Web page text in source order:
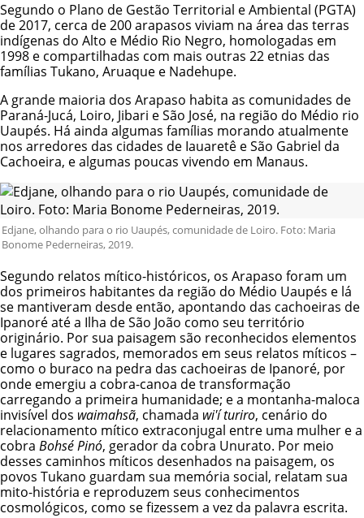
Segundo o Plano de Gestão Territorial e Ambiental (PGTA)
de 2017, cerca de 200 arapasos viviam na área das terras
indígenas do Alto e Médio Rio Negro, homologadas em
1998 e compartilhadas com mais outras 22 etnias das
famílias Tukano, Aruaque e Nadehupe.
A grande maioria dos Arapaso habita as comunidades de
Paraná-Jucá, Loiro, Jibari e São José, na região do Médio rio
Uaupés. Há ainda algumas famílias morando atualmente
nos arredores das cidades de Iauaretê e São Gabriel da
Cachoeira, e algumas poucas vivendo em Manaus.
Edjane, olhando para o rio Uaupés, comunidade de Loiro. Foto: Maria
Bonome Pederneiras, 2019.
Segundo relatos mítico-históricos, os Arapaso foram um
dos primeiros habitantes da região do Médio Uaupés e lá
se mantiveram desde então, apontando das cachoeiras de
Ipanoré até a Ilha de São João como seu território
originário. Por sua paisagem são reconhecidos elementos
e lugares sagrados, memorados em seus relatos míticos –
como o buraco na pedra das cachoeiras de Ipanoré, por
onde emergiu a cobra-canoa de transformação
carregando a primeira humanidade; e a montanha-maloca
invisível dos waimahsã, chamada wi'í turiro, cenário do
relacionamento mítico extraconjugal entre uma mulher e a
cobra Bohsé Pinó, gerador da cobra Unurato. Por meio
desses caminhos míticos desenhados na paisagem, os
povos Tukano guardam sua memória social, relatam sua
mito-história e reproduzem seus conhecimentos
cosmológicos, como se fizessem a vez da palavra escrita.